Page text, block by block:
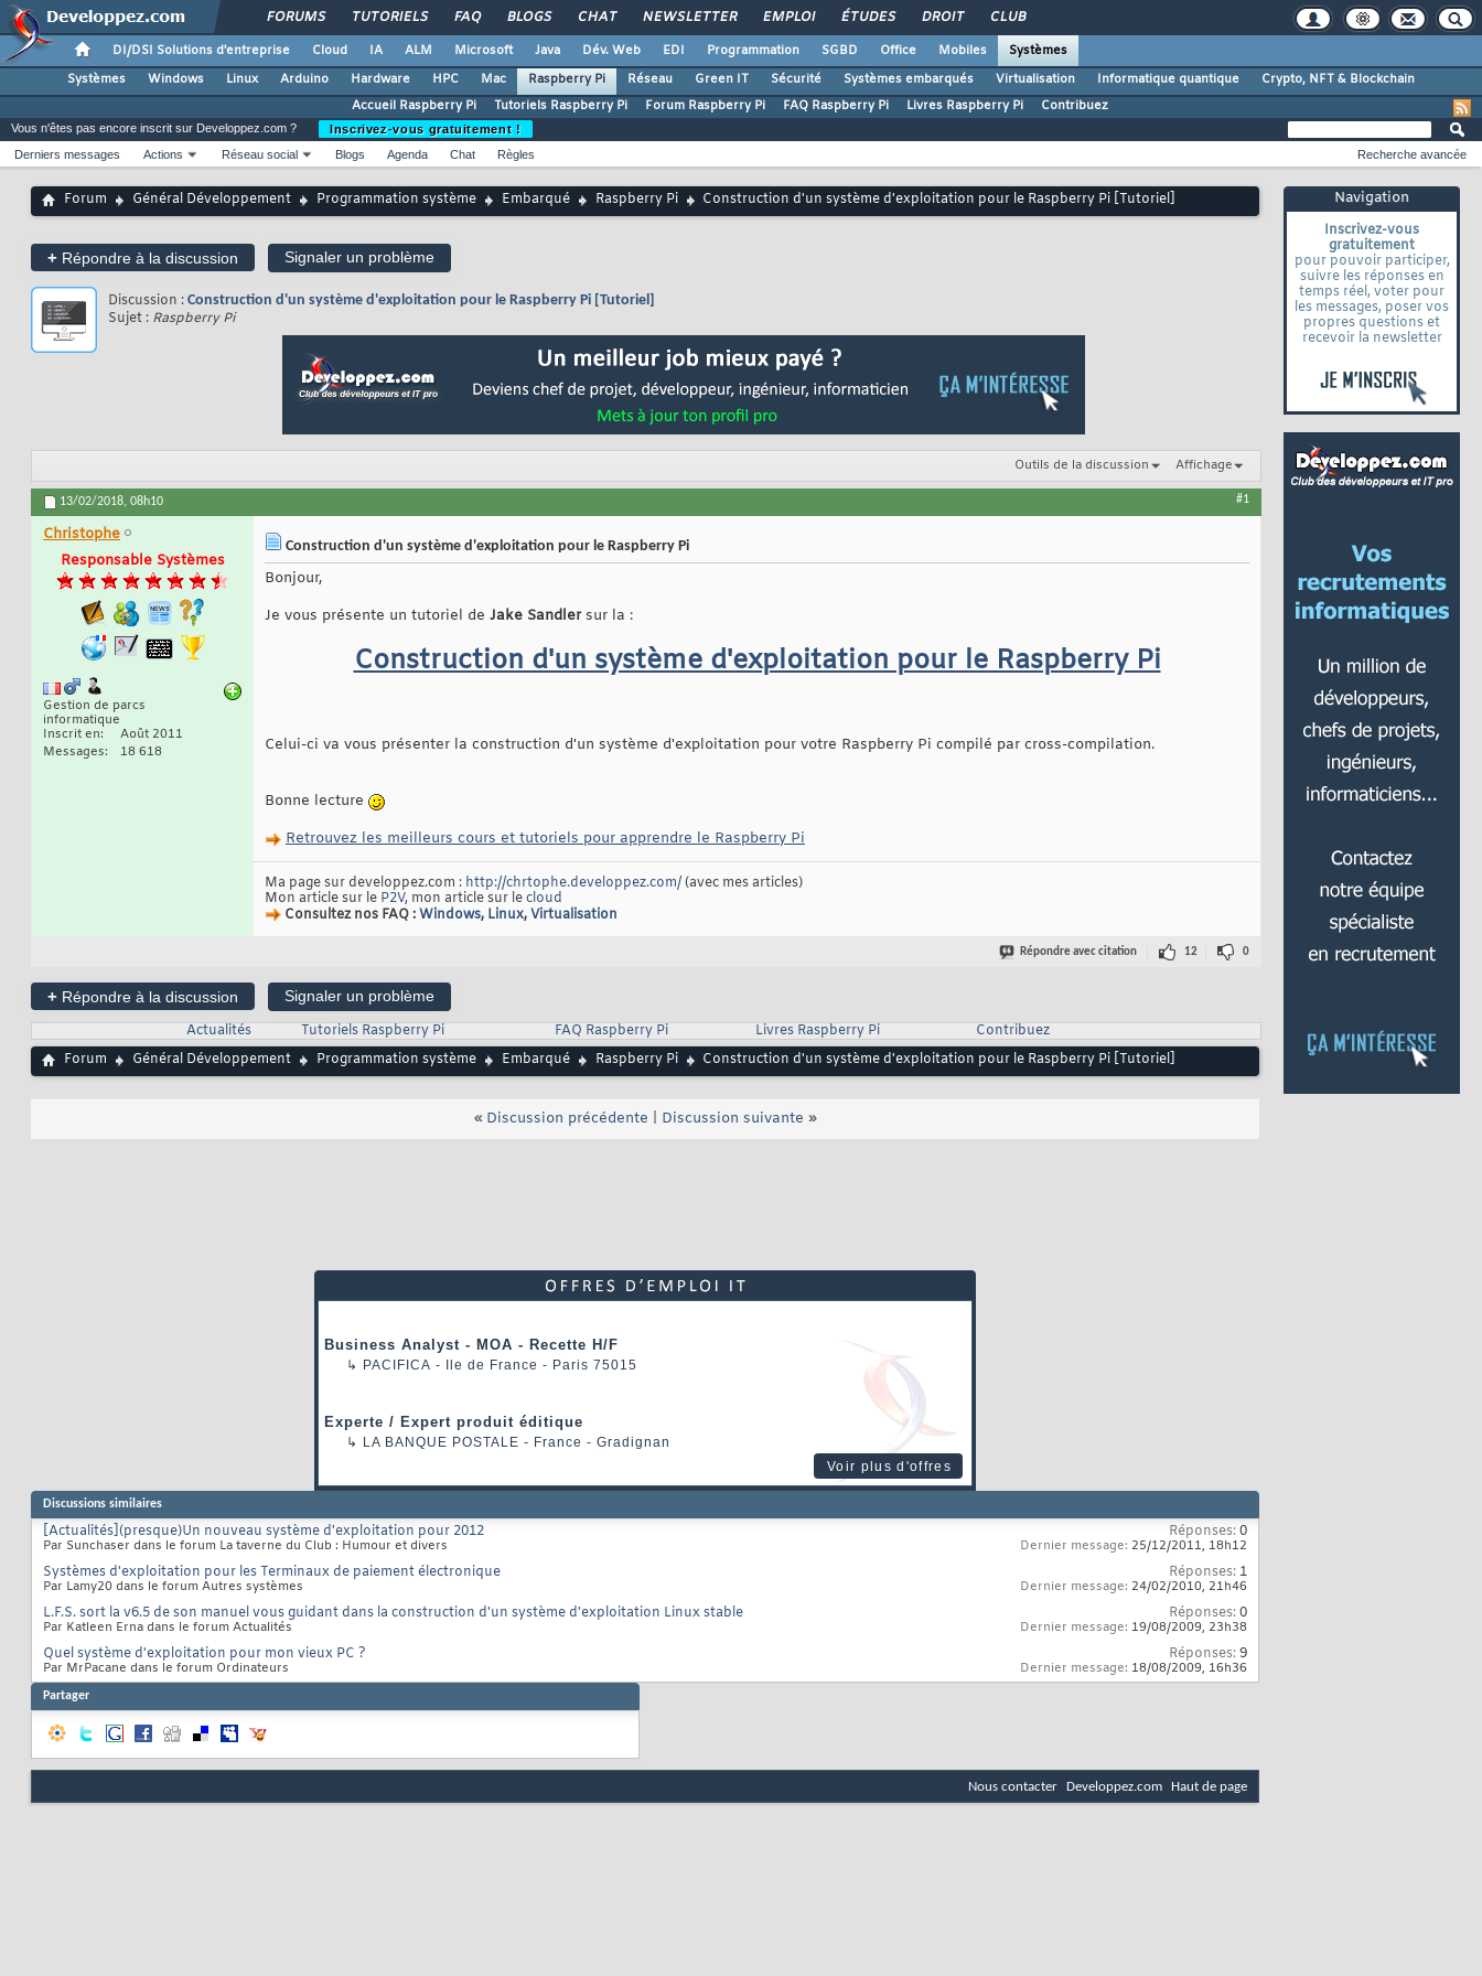
FORUMS TUTORIELS FAQ BLOGS CHAT NEWSLETTER EMPLOI ÉTUDES DROIT CLUB
DI/DSI Solutions d'entreprise Cloud IA ALM Microsoft Java Dév. Web EDI Programmation SGBD Office Mobiles
Systèmes
Systèmes
Windows Linux Arduino Hardware HPC Mac Raspberry Pi Réseau Green IT Sécurité Systèmes embarqués Virtualisation Informatique quantique
Crypto, NFT & Blockchain
Accueil Raspberry Pi
Tutoriels Raspberry Pi Forum Raspberry Pi FAQ Raspberry Pi Livres Raspberry Pi Contribuez
Navigation
Inscrivez-vous
gratuitement
pour pouvoir participer,
suivre les réponses en
temps réel, voter pour
les messages, poser vos
propres questions et
recevoir la newsletter
Vous n'êtes pas encore inscrit sur Developpez.com ?
Inscrivez-vous gratuitement !
Derniers messages
Actions Réseau social Blogs Agenda Chat Règles Recherche avancée
Forum Général Développement Programmation système Embarqué Raspberry Pi Construction d'un système d'exploitation pour le Raspberry Pi [Tutoriel]
+ Répondre à la discussion Signaler un problème
Discussion : Construction d'un système d'exploitation pour le Raspberry Pi [Tutoriel]
Sujet : Raspberry Pi
Outils de la discussion Affichage
13/02/2018, 08h10 #1
Christophe
Responsable Systèmes
Gestion de parcs
informatique
Inscrit en
Août 2011
Messages
18 618
Construction d'un système d'exploitation pour le Raspberry Pi
Bonjour,
Je vous présente un tutoriel de Jake Sandlersur la :
Construction d'un système d'exploitation pour le Raspberry Pi
Celui-ci va vous présenter la construction d'un système d'exploitation pour votre Raspberry Pi compilé par cross-compilation.
Bonne lecture
Retrouvez les meilleurs cours et tutoriels pour apprendre le Raspberry Pi
Ma page sur developpez.com : http://chrtophe.developpez.com/(avec mes articles)
Mon article sur le P2V, mon article sur lecloud
Consultez nos FAQ :Windows, Linux,Virtualisation
Répondre avec citation 12 0
+ Répondre à la discussion
Signaler un problème
Actualités
Tutoriels Raspberry Pi FAQ Raspberry Pi Livres Raspberry Pi
Contribuez
Forum
Général Développement Programmation système Embarqué Raspberry Pi Construction d'un système d'exploitation pour le Raspberry Pi [Tutoriel]
« Discussion précédente Discussion suivante »
Business Analyst - MOA - Recette H/F
↳ PACIFICA - Ile de France - Paris 75015
Experte / Expert produit éditique
↳ LA BANQUE POSTALE - France - Gradignan
Voir plus d'offres
Discussions similaires
[Actualités](presque)Un nouveau système d'exploitation pour 2012
Par Sunchaser dans le forum La taverne du Club : Humour et divers
Réponses:0
Dernier message: 25/12/2011, 18h12
Systèmes d'exploitation pour les Terminaux de paiement électronique
Par Lamy20 dans le forum Autres systèmes
Réponses: 1
Dernier message: 24/02/2010, 21h46
L.F.S. sort la v6.5 de son manuel vous guidant dans la construction d'un système d'exploitation Linux stable
Par Katleen Erna dans le forum Actualités
Réponses:0
Dernier message: 19/08/2009, 23h38
Quel système d'exploitation pour mon vieux PC ?
Par MrPacane dans le forum Ordinateurs
Réponses:9
Dernier message: 18/08/2009, 16h36
Partager
Nous contacter Developpez.com Haut de page